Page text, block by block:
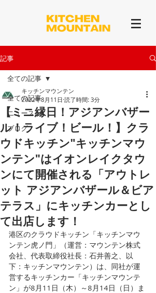
記事
全ての記事
ニュース
ブログ
全ての記事
【ミニ縁日！アジアンバザー
ル！ライブ！ビール！】クラ
ウドキッチン"キッチンマウ
ンテン"はイオンレイクタウ
ンにて開催される「アウトレ
ット アジアンバザール＆ビア
テラス」にキッチンカーとし
て出店します！
キッチンマウンテン
2022年8月11日 読了時間: 3分
港区のクラウドキッチン「キッチンマウ
ンテン虎ノ門」（運営：マウンテン株式
会社、代表取締役社長：石井善之、以
下：キッチンマウンテン）は、同社が運
営するキッチンカー「キッチンマウンテ
ン」が8月11日（木）～8月14日（日）ま